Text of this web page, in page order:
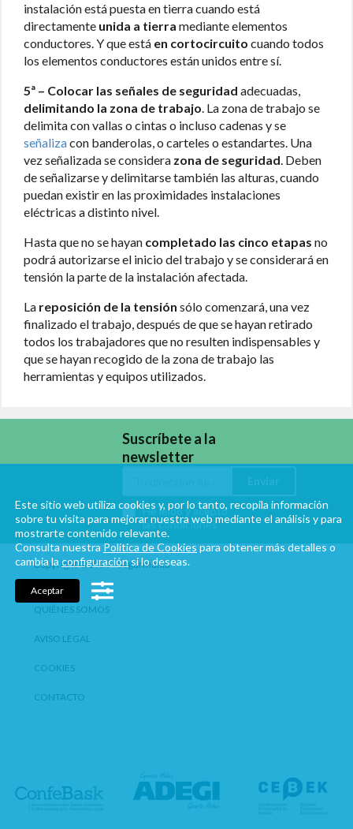
instalación está puesta en tierra cuando está
directamente unida a tierra mediante elementos
conductores. Y que está en cortocircuito cuando todos
los elementos conductores están unidos entre sí.
5ª – Colocar las señales de seguridad adecuadas,
delimitando la zona de trabajo. La zona de trabajo se
delimita con vallas o cintas o incluso cadenas y se
señalizacon banderolas, o carteles o estandartes. Una
vez señalizada se considera zona de seguridad. Deben
de señalizarse y delimitarse también las alturas, cuando
puedan existir en las proximidades instalaciones
eléctricas a distinto nivel.
Hasta que no se hayan completado las cinco etapas no
podrá autorizarse el inicio del trabajo y se considerará en
tensión la parte de la instalación afectada.
La reposición de la tensión sólo comenzará, una vez
finalizado el trabajo, después de que se hayan retirado
todos los trabajadores que no resulten indispensables y
que se hayan recogido de la zona de trabajo las
herramientas y equipos utilizados.
Suscríbete a la
newsletter
He leído y acepto
las condiciones
Copyright © 2026 - Segurmania
QUIÉNES SOMOS
AVISO LEGAL
COOKIES
CONTACTO
Este sitio web utiliza cookies y, por lo tanto, recopila información
sobre tu visita para mejorar nuestra web mediante el análisis y para
mostrarte contenido relevante.
Consulta nuestra Política de Cookies para obtener más detalles o
cambia laconfiguraciónsi lo deseas.
Aceptar